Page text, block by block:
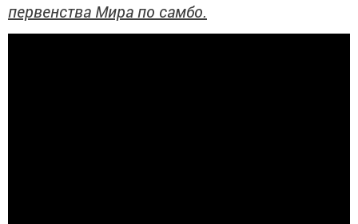
первенства Мира по самбо.